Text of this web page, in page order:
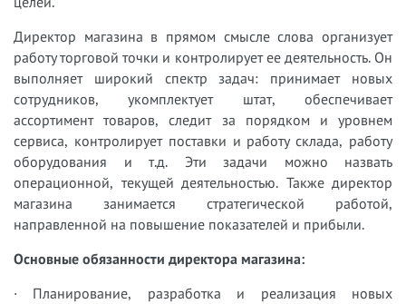
Директор магазина в прямом смысле слова организует
работу торговой точки и контролирует ее деятельность. Он
выполняет широкий спектр задач: принимает новых
сотрудников, укомплектует штат, обеспечивает
ассортимент товаров, следит за порядком и уровнем
сервиса, контролирует поставки и работу склада, работу
оборудования и т.д. Эти задачи можно назвать
операционной, текущей деятельностью. Также директор
магазина занимается стратегической работой,
направленной на повышение показателей и прибыли.
Основные обязанности директора магазина:
· Планирование, разработка и реализация новых